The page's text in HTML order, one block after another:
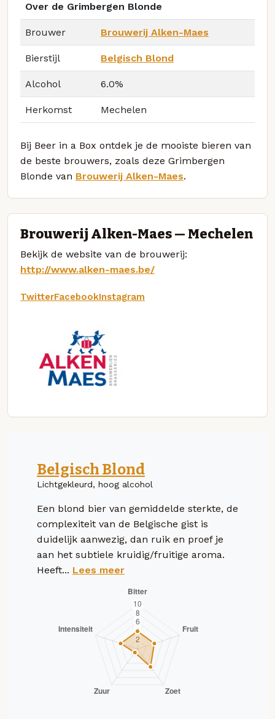
Over de Grimbergen Blonde
Brouwer Brouwerij Alken-Maes
Bierstijl Belgisch Blond
Alcohol 6.0%
Herkomst Mechelen
Bij Beer in a Box ontdek je de mooiste bieren van
de beste brouwers, zoals deze Grimbergen
Blonde van Brouwerij Alken-Maes.
Brouwerij Alken-Maes — Mechelen
Bekijk de website van de brouwerij:
http://www.alken-maes.be/
TwitterFacebookInstagram
Belgisch Blond
Lichtgekleurd, hoog alcohol
Een blond bier van gemiddelde sterkte, de
complexiteit van de Belgische gist is
duidelijk aanwezig, dan ruik en proef je
aan het subtiele kruidig/fruitige aroma.
Heeft... Lees meer